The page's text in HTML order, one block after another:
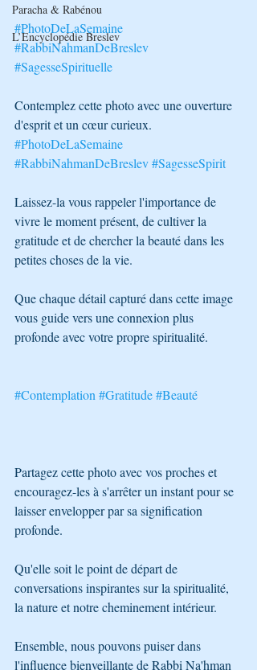
Paracha & Rabénou
L’Encyclopédie Breslev
#PhotoDeLaSemaine
#RabbiNahmanDeBreslev
#SagesseSpirituelle
Contemplez cette photo avec une ouverture
d'esprit et un cœur curieux.
#PhotoDeLaSemaine
#RabbiNahmanDeBreslev#SagesseSpirit
Laissez-la vous rappeler l'importance de
vivre le moment présent, de cultiver la
gratitude et de chercher la beauté dans les
petites choses de la vie.
Que chaque détail capturé dans cette image
vous guide vers une connexion plus
profonde avec votre propre spiritualité.
#Contemplation #Gratitude#Beauté
Partagez cette photo avec vos proches et
encouragez-les à s'arrêter un instant pour se
laisser envelopper par sa signification
profonde.
Qu'elle soit le point de départ de
conversations inspirantes sur la spiritualité,
la nature et notre cheminement intérieur.
Ensemble, nous pouvons puiser dans
l'influence bienveillante de Rabbi Na'hman